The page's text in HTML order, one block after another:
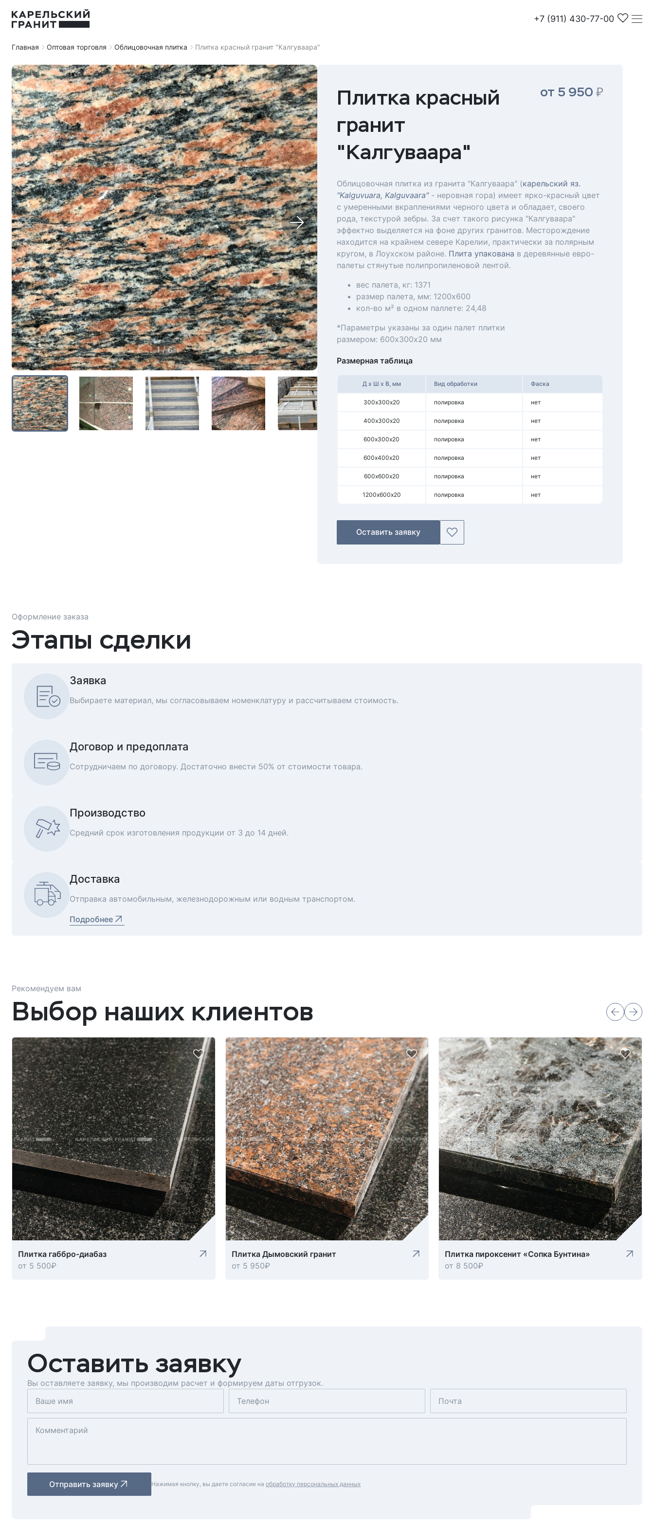
Строительная продукция
Облицовочная плитка
Плиты мощения
Брусчатка
Бордюры
Заготовки под памятники
Мемориальные комплексы
Памятники
Стандартные
Горизонтальные
Резные
Эксклюзив
Европейская школа
Контакты
Доставка и оплата
Вопросы и ответы
+7 (911) 430-77-00
Главная Оптовая торговля Облицовочная плитка Плитка красный гранит "Калгуваара"
1 / 6
Плитка красный
гранит
"Калгуваара"
от 5 950 ₽
Облицовочная плитка из гранита "Калгуваара" (карельский яз.
"Kalguvuara, Kalguvaara"- неровная гора) имеет ярко-красный цвет
с умеренными вкраплениями черного цвета и обладает, своего
рода, текстурой зебры. За счет такого рисунка "Калгуваара"
эффектно выделяется на фоне других гранитов. Месторождение
находится на крайнем севере Карелии, практически за полярным
кругом, в Лоухском районе. Плита упакована в деревянные евро-
палеты стянутые полипропиленовой лентой.
вес палета, кг: 1371
размер палета, мм: 1200х600
кол-во м² в одном паллете: 24,48
*Параметры указаны за один палет плитки
размером: 600х300х20 мм
Размерная таблица
Д х Ш х В, мм Вид обработки Фаска
300х300х20 полировка нет
400х300х20 полировка нет
600х300х20 полировка нет
600х400х20 полировка нет
600х600х20 полировка нет
1200х600х20 полировка нет
Оставить заявку
Оформление заказа
Этапы сделки
Заявка
Выбираете материал, мы согласовываем номенклатуру и рассчитываем стоимость.
Договор и предоплата
Сотрудничаем по договору. Достаточно внести 50% от стоимости товара.
Производство
Средний срок изготовления продукции от 3 до 14 дней.
Доставка
Отправка автомобильным, железнодорожным или водным транспортом.
Подробнее
Рекомендуем вам
Выбор наших клиентов
Плитка габбро-диабаз
от 5 500₽
Плитка Дымовский гранит
от 5 950₽
Плитка пироксенит «Сопка Бунтина»
от 8 500₽
Оставить заявку
Вы оставляете заявку, мы производим расчет и формируем даты отгрузок.
Отправить заявку Нажимая кнопку, вы даете согласие на обработку персональных данных